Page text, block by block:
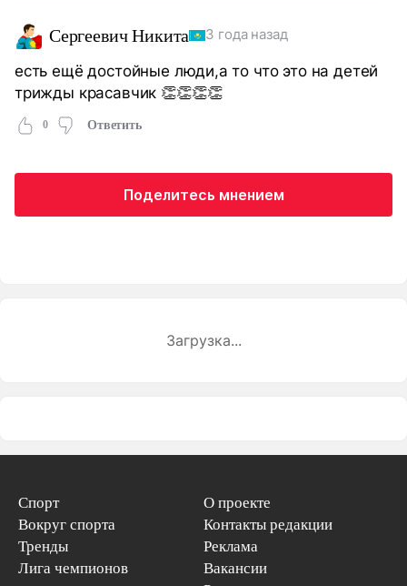
Сергеевич Никита 3 года назад
есть ещё достойные люди,а то что это на детей
трижды красавчик 👏👏👏👏
0 Ответить
Поделитесь мнением
Загрузка...
Спорт
Вокруг спорта
Тренды
Лига чемпионов
О проекте
Контакты редакции
Реклама
Вакансии